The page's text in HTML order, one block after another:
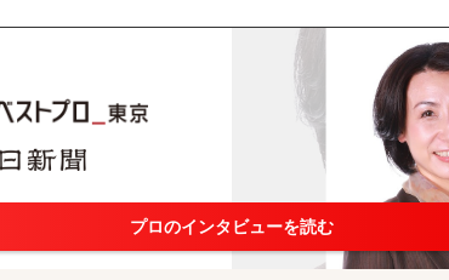
プロのインタビューを読む